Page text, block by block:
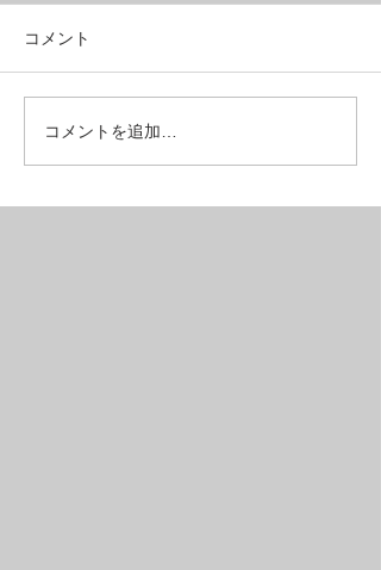
噂の特定小型原動機付自
転車あり〼〚特典付き〛
コメント
コメントを追加…